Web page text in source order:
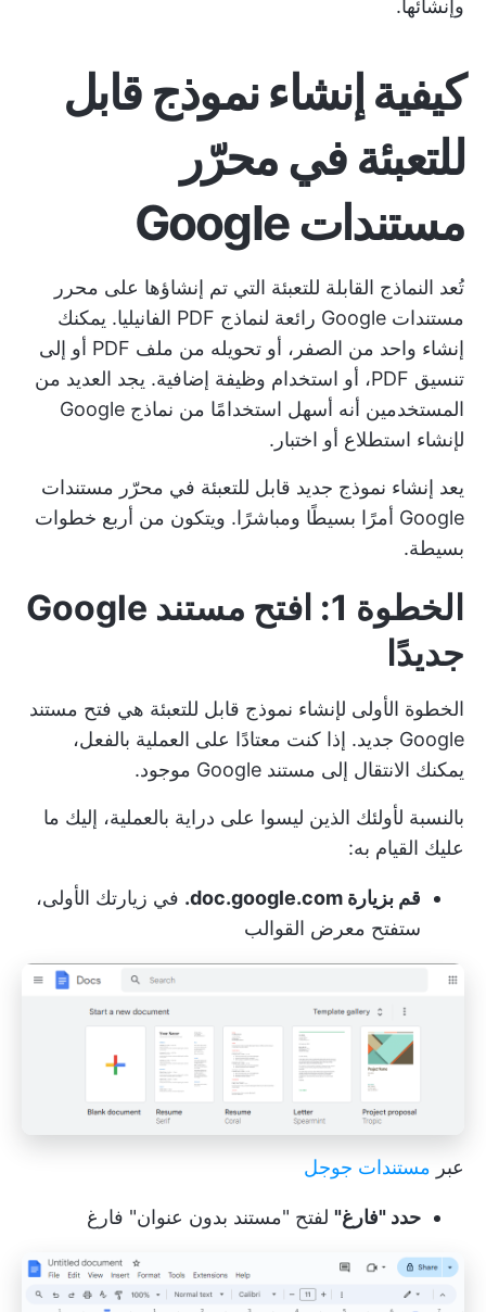
وإنشائها.
كيفية إنشاء نموذج قابل
للتعبئة في محرّر
مستندات Google
تُعد النماذج القابلة للتعبئة التي تم إنشاؤها على محرر
مستندات Google رائعة لنماذج PDF الفانيليا. يمكنك
إنشاء واحد من الصفر، أو تحويله من ملف PDF أو إلى
تنسيق PDF، أو استخدام وظيفة إضافية. يجد العديد من
المستخدمين أنه أسهل استخدامًا من نماذج Google
لإنشاء استطلاع أو اختبار.
يعد إنشاء نموذج جديد قابل للتعبئة في محرّر مستندات
Google أمرًا بسيطًا ومباشرًا. ويتكون من أربع خطوات
بسيطة.
الخطوة 1: افتح مستند Google
جديدًا
الخطوة الأولى لإنشاء نموذج قابل للتعبئة هي فتح مستند
Google جديد. إذا كنت معتادًا على العملية بالفعل،
يمكنك الانتقال إلى مستند Google موجود.
بالنسبة لأولئك الذين ليسوا على دراية بالعملية، إليك ما
عليك القيام به:
قم بزيارة doc.google.com.
في زيارتك الأولى،
ستفتح معرض القوالب
عبر مستندات جوجل
حدد "فارغ" لفتح "مستند بدون عنوان" فارغ